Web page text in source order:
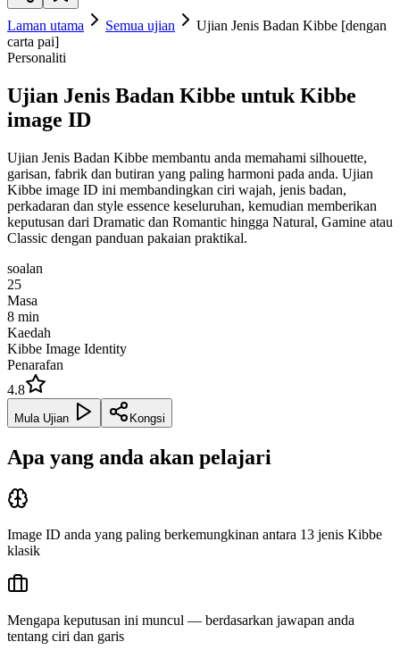
Laman utama Semua ujian
Ujian Jenis Badan Kibbe [dengan
carta pai]
Personaliti
Ujian Jenis Badan Kibbe untuk Kibbe
image ID
Ujian Jenis Badan Kibbe membantu anda memahami silhouette,
garisan, fabrik dan butiran yang paling harmoni pada anda. Ujian
Kibbe image ID ini membandingkan ciri wajah, jenis badan,
perkadaran dan style essence keseluruhan, kemudian memberikan
keputusan dari Dramatic dan Romantic hingga Natural, Gamine atau
Classic dengan panduan pakaian praktikal.
soalan
25
Masa
8 min
Kaedah
Kibbe Image Identity
Penarafan
4.8
Mula Ujian Kongsi
Apa yang anda akan pelajari
Image ID anda yang paling berkemungkinan antara 13 jenis Kibbe
klasik
Mengapa keputusan ini muncul — berdasarkan jawapan anda
tentang ciri dan garis